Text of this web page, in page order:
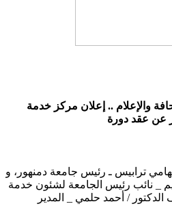
والإعلام .. إعلان مركز خدمة
عن عقد دورة
تحت رعاية الأستاذ الدكتور / إلهامي ترابيس ـ رئيس جامعة دمنهور، و
_ نائب رئيس الجامعة لشئون خدمة
الدكتور / أحمد حلمي _ المدير